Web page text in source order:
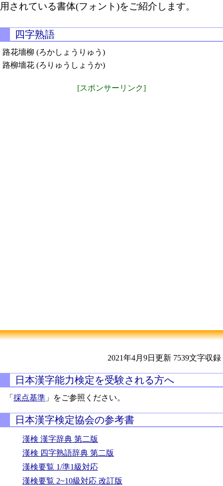
用されている書体(フォント)をご紹介します。
四字熟語
路花墻柳 (ろかしょうりゅう)
路柳墻花 (ろりゅうしょうか)
[スポンサーリンク]
2021年4月9日更新 7539文字収録
日本漢字能力検定を受験される方へ
「採点基準 」をご参照ください。
日本漢字検定協会の参考書
漢検 漢字辞典 第二版
漢検 四字熟語辞典 第二版
漢検要覧 1/準1級対応
漢検要覧 2~10級対応 改訂版